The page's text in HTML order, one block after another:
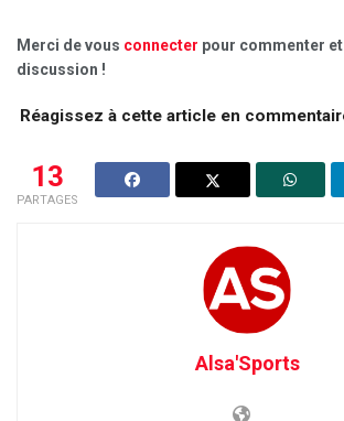
Merci de vous connecter pour commenter
discussion !
Réagissez à cette article en
13
PARTAGES
Alsa'Sports